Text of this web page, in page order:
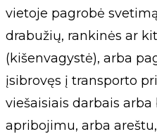
vietoje pagrobė
drabužių, rankinės ar
(kišenvagystė), arba
įsibrovęs į transporto
viešaisiais darbais arba
apribojimu, arba